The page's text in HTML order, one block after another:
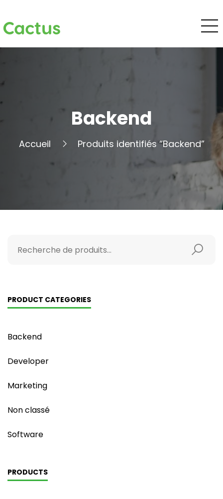
Cactus
Backend
Accueil Produits identifiés “Backend”
PRODUCT CATEGORIES
Backend
Developer
Marketing
Non classé
Software
PRODUCTS